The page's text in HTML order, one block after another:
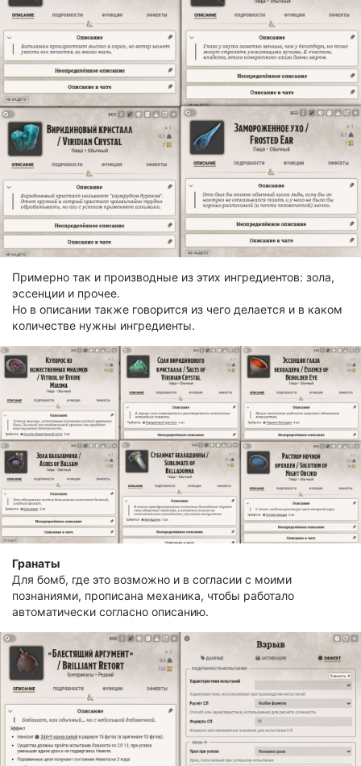
Примерно так и производные из этих ингредиентов: зола,
эссенции и прочее.
Но в описании также говорится из чего делается и в каком
количестве нужны ингредиенты.
Гранаты
Для бомб, где это возможно и в согласии с моими
познаниями, прописана механика, чтобы работало
автоматически согласно описанию.